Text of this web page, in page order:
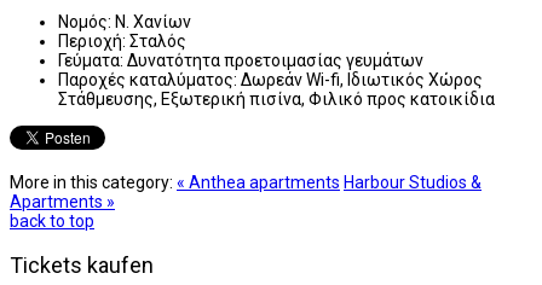
Νομός: Ν. Χανίων
Περιοχή: Σταλός
Γεύματα: Δυνατότητα προετοιμασίας γευμάτων
Παροχές καταλύματος: Δωρεάν Wi-fi, Ιδιωτικός Χώρος
Στάθμευσης, Εξωτερική πισίνα, Φιλικό προς κατοικίδια
More in this category: « Anthea apartments Harbour Studios &
Apartments »
back to top
Tickets kaufen